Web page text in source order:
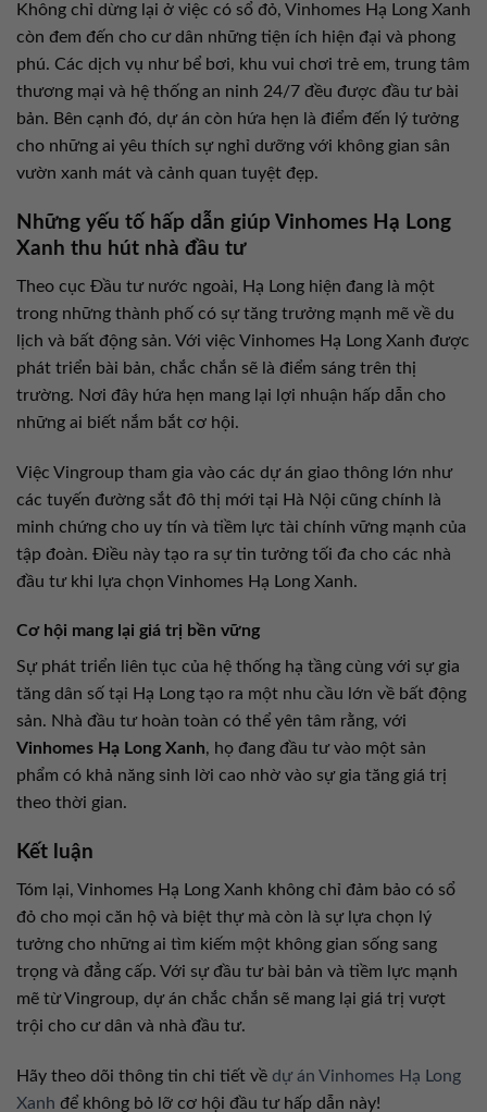
Không chỉ dừng lại ở việc có sổ đỏ, Vinhomes Hạ Long Xanh
còn đem đến cho cư dân những tiện ích hiện đại và phong
phú. Các dịch vụ như bể bơi, khu vui chơi trẻ em, trung tâm
thương mại và hệ thống an ninh 24/7 đều được đầu tư bài
bản. Bên cạnh đó, dự án còn hứa hẹn là điểm đến lý tưởng
cho những ai yêu thích sự nghỉ dưỡng với không gian sân
vườn xanh mát và cảnh quan tuyệt đẹp.
Những yếu tố hấp dẫn giúp Vinhomes Hạ Long
Xanh thu hút nhà đầu tư
Theo cục Đầu tư nước ngoài, Hạ Long hiện đang là một
trong những thành phố có sự tăng trưởng mạnh mẽ về du
lịch và bất động sản. Với việc Vinhomes Hạ Long Xanh được
phát triển bài bản, chắc chắn sẽ là điểm sáng trên thị
trường. Nơi đây hứa hẹn mang lại lợi nhuận hấp dẫn cho
những ai biết nắm bắt cơ hội.
Việc Vingroup tham gia vào các dự án giao thông lớn như
các tuyến đường sắt đô thị mới tại Hà Nội cũng chính là
minh chứng cho uy tín và tiềm lực tài chính vững mạnh của
tập đoàn. Điều này tạo ra sự tin tưởng tối đa cho các nhà
đầu tư khi lựa chọn Vinhomes Hạ Long Xanh.
Cơ hội mang lại giá trị bền vững
Sự phát triển liên tục của hệ thống hạ tầng cùng với sự gia
tăng dân số tại Hạ Long tạo ra một nhu cầu lớn về bất động
sản. Nhà đầu tư hoàn toàn có thể yên tâm rằng, với
Vinhomes Hạ Long Xanh, họ đang đầu tư vào một sản
phẩm có khả năng sinh lời cao nhờ vào sự gia tăng giá trị
theo thời gian.
Kết luận
Tóm lại, Vinhomes Hạ Long Xanh không chỉ đảm bảo có sổ
đỏ cho mọi căn hộ và biệt thự mà còn là sự lựa chọn lý
tưởng cho những ai tìm kiếm một không gian sống sang
trọng và đẳng cấp. Với sự đầu tư bài bản và tiềm lực mạnh
mẽ từ Vingroup, dự án chắc chắn sẽ mang lại giá trị vượt
trội cho cư dân và nhà đầu tư.
Hãy theo dõi thông tin chi tiết về dự án Vinhomes Hạ Long
Xanh để không bỏ lỡ cơ hội đầu tư hấp dẫn này!